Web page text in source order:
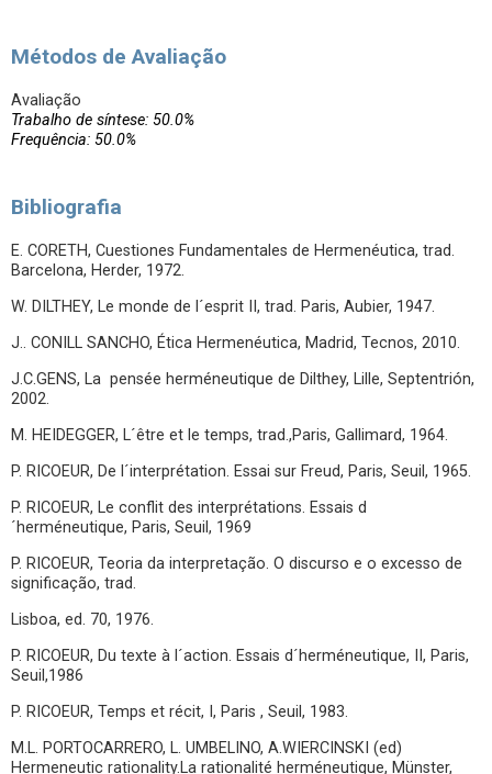
Métodos de Avaliação
Avaliação
Trabalho de síntese: 50.0%
Frequência: 50.0%
Bibliografia
E. CORETH, Cuestiones Fundamentales de Hermenéutica, trad.
Barcelona, Herder, 1972.
W. DILTHEY, Le monde de l´esprit II, trad. Paris, Aubier, 1947.
J.. CONILL SANCHO, Ética Hermenéutica, Madrid, Tecnos, 2010.
J.C.GENS, La pensée herméneutique de Dilthey, Lille, Septentrión,
2002.
M. HEIDEGGER, L´être et le temps, trad.,Paris, Gallimard, 1964.
P. RICOEUR, De l´interprétation. Essai sur Freud, Paris, Seuil, 1965.
P. RICOEUR, Le conflit des interprétations. Essais d
´herméneutique, Paris, Seuil, 1969
P. RICOEUR, Teoria da interpretação. O discurso e o excesso de
significação, trad.
Lisboa, ed. 70, 1976.
P. RICOEUR, Du texte à l´action. Essais d´herméneutique, II, Paris,
Seuil,1986
P. RICOEUR, Temps et récit, I, Paris , Seuil, 1983.
M.L. PORTOCARRERO, L. UMBELINO, A.WIERCINSKI (ed)
Hermeneutic rationality.La rationalité herméneutique, Münster,